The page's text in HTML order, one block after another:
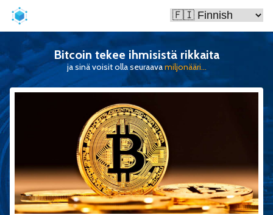
Bitcoin tekee ihmisistä rikkaita
ja sinä voisit olla seuraavamiljonääri...